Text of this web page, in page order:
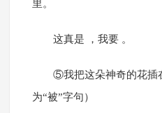
里。
这真是 ，我要 。
⑤我把这朵神奇的花插
为“被”字句）